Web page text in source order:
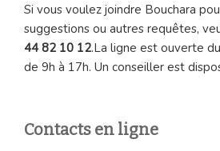
Si vous voulez joindre Bouchara
suggestions ou autres requêtes,
44 82 10 12.La ligne est ouverte
de 9h à 17h. Un conseiller est
Contacts en ligne